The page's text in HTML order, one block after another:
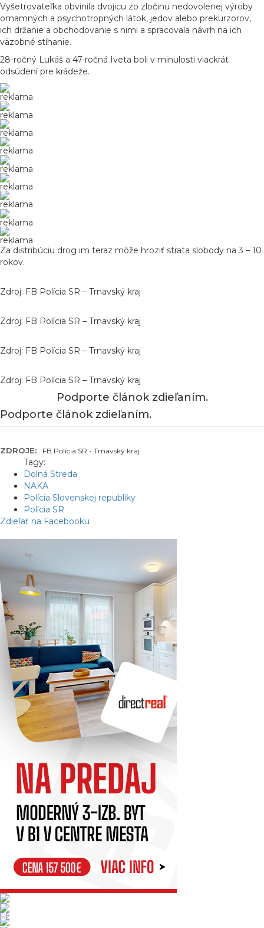
Vyšetrovateľka obvinila dvojicu zo zločinu nedovolenej výroby
omamných a psychotropných látok, jedov alebo prekurzorov,
ich držanie a obchodovanie s nimi a spracovala návrh na ich
väzobné stíhanie.
28-ročný Lukáš a 47-ročná Iveta boli v minulosti viackrát
odsúdení pre krádeže.
reklama
reklama
reklama
reklama
reklama
reklama
reklama
reklama
reklama
Za distribúciu drog im teraz môže hroziť strata slobody na 3 – 10
rokov.
Zdroj: FB Polícia SR – Trnavský kraj
Zdroj: FB Polícia SR – Trnavský kraj
Zdroj: FB Polícia SR – Trnavský kraj
Zdroj: FB Polícia SR – Trnavský kraj
Podporte článok zdieľaním.
Podporte článok zdieľaním.
ZDROJE: FB Polícia SR - Trnavský kraj
Tagy:
Dolná Streda
NAKA
Polícia Slovenskej republiky
Polícia SR
Zdieľať na Facebooku